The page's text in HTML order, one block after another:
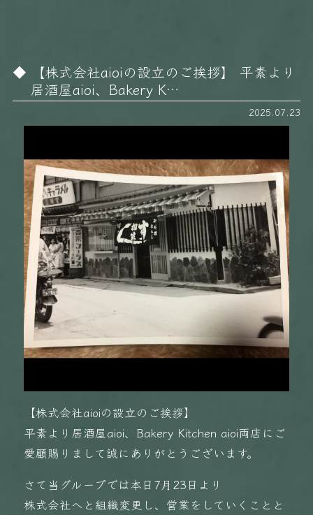
【株式会社aioiの設立のご挨拶】 平素より
居酒屋aioi、Bakery K…
2025.07.23
【株式会社aioiの設立のご挨拶】
平素より居酒屋aioi、Bakery Kitchen aioi両店にご
愛顧賜りまして誠にありがとうございます。
さて当グループでは本日7月23日より
株式会社へと組織変更し、営業をしていくことと